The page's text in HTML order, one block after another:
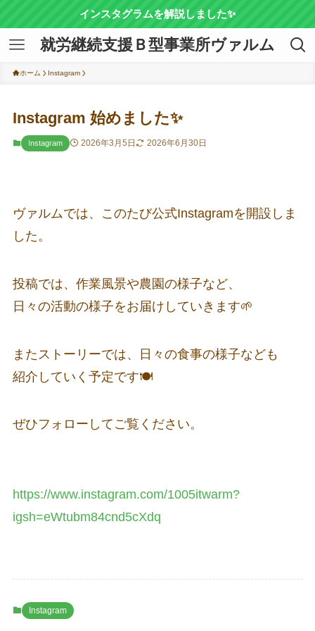
インスタグラムを解説しました✨
就労継続支援Ｂ型事業所ヴァルム
ホーム Instagram
Instagram 始めました✨
Instagram 2026年3月5日 2026年6月30日
ヴァルムでは、このたび公式Instagramを開設しま
した。
投稿では、作業風景や農園の様子など、
日々の活動の様子をお届けしていきます🌱
またストーリーでは、日々の食事の様子なども
紹介していく予定です🍽️
ぜひフォローしてご覧ください。
https://www.instagram.com/1005itwarm?
igsh=eWtubm84cnd5cXdq
Instagram